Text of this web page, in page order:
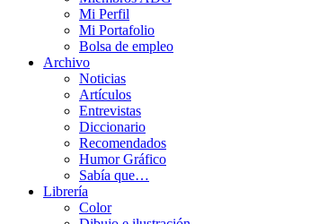
Mi Perfil
Mi Portafolio
Bolsa de empleo
Archivo
Noticias
Artículos
Entrevistas
Diccionario
Recomendados
Humor Gráfico
Sabía que…
Librería
Color